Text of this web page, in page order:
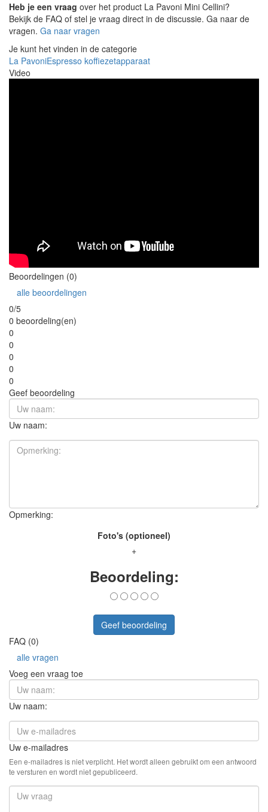
Heb je een vraag over het product La Pavoni Mini Cellini?
Bekijk de FAQ of stel je vraag direct in de discussie. Ga naar de
vragen. Ga naar vragen
Je kunt het vinden in de categorie
La PavoniEspresso koffiezetapparaat
Video
Beoordelingen (0)
alle beoordelingen
0/5
0 beoordeling(en)
0
0
0
0
0
Geef beoordeling
Uw naam:
Opmerking:
Foto's (optioneel)
+
Beoordeling:
Geef beoordeling
FAQ (0)
alle vragen
Voeg een vraag toe
Uw naam:
Uw e-mailadres
Een e-mailadres is niet verplicht. Het wordt alleen gebruikt om een antwoord
te versturen en wordt niet gepubliceerd.